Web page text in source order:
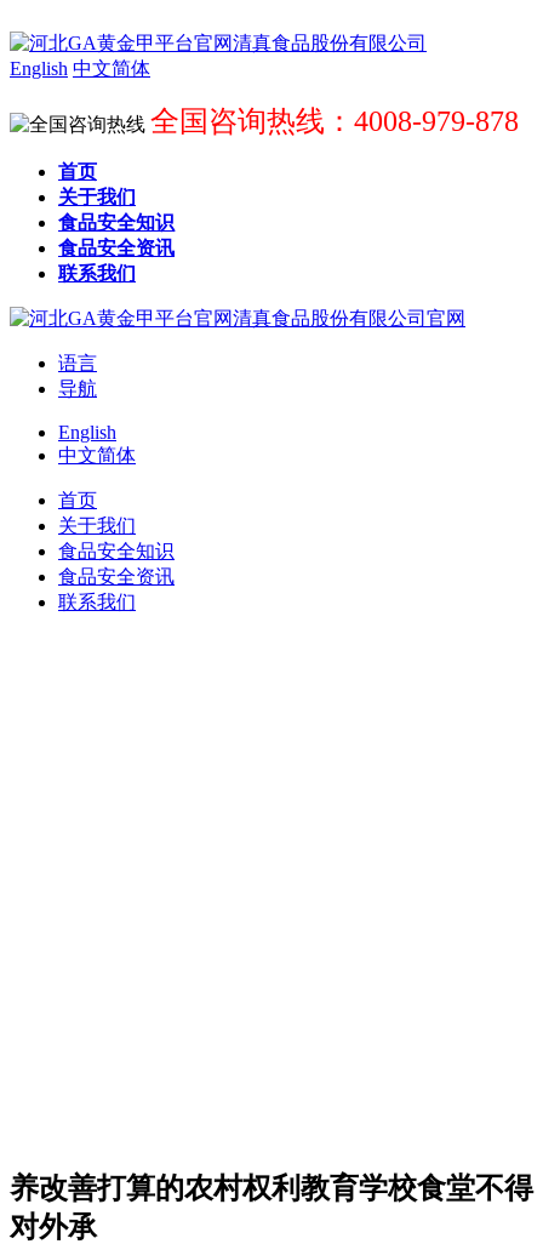
English 中文简体
全国咨询热线：4008-979-878
首页
关于我们
食品安全知识
食品安全资讯
联系我们
语言
导航
English
中文简体
首页
关于我们
食品安全知识
食品安全资讯
联系我们
养改善打算的农村权利教育学校食堂不得
对外承